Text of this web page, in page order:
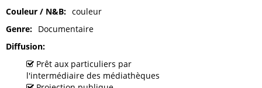
Couleur / N&B
couleur
Genre
Documentaire
Diffusion
Prêt aux particuliers par
l'intermédiaire des médiathèques